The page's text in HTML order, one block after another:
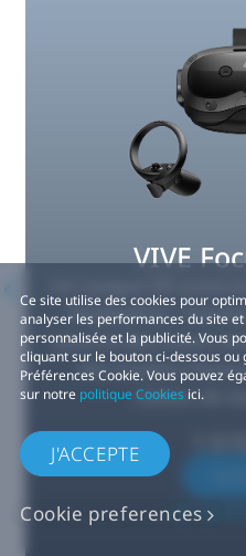
VIVE
DisplayPort.
yeux et des mains
des trackers
station de
En
Ce site utilise des cookies pour
analyser les performances du site
personnalisée et la publicité. Vous
cliquant sur le bouton ci-dessous
Préférences Cookie. Vous pouvez
sur notre politique Cookies ici.
J'ACCEPTE
Cookie preferences